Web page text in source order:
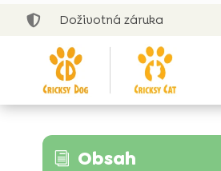
 Doživotná záruka
i Obsah